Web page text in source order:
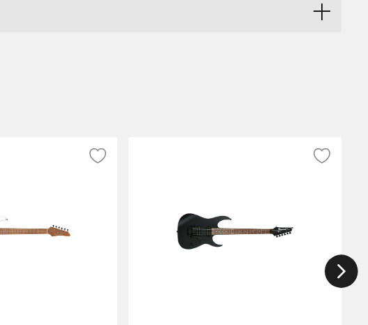
tydlig respons och flexibel
exakt strängrespons. Kroppen i swamp ash bidrar
ökad stabilitet och konsekvent spelkänsla över
i Macassar ebony är utrustad med 24 extra-
stämning och tydlig attack. Elektroniken består
via push/pull-funktioner på volym- och